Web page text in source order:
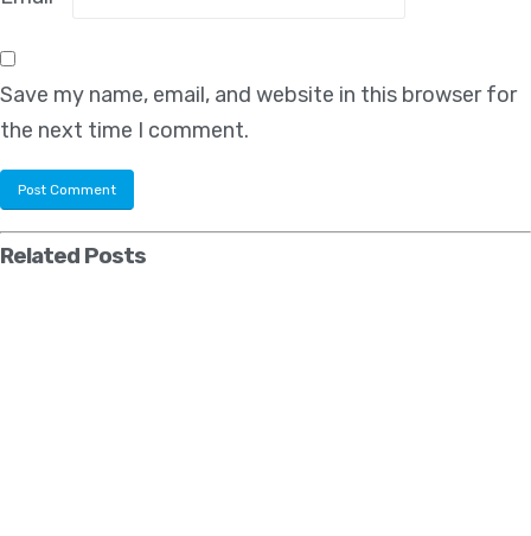
Save my name, email, and website in this browser for
the next time I comment.
Related Posts